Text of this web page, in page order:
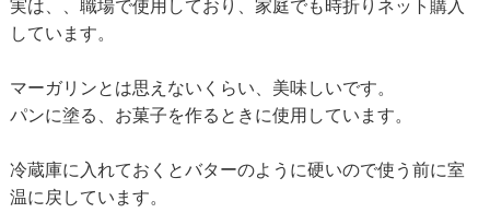
実は、、職場で使用しており、家庭でも時折りネット購入
しています。
マーガリンとは思えないくらい、美味しいです。
パンに塗る、お菓子を作るときに使用しています。
冷蔵庫に入れておくとバターのように硬いので使う前に室
温に戻しています。